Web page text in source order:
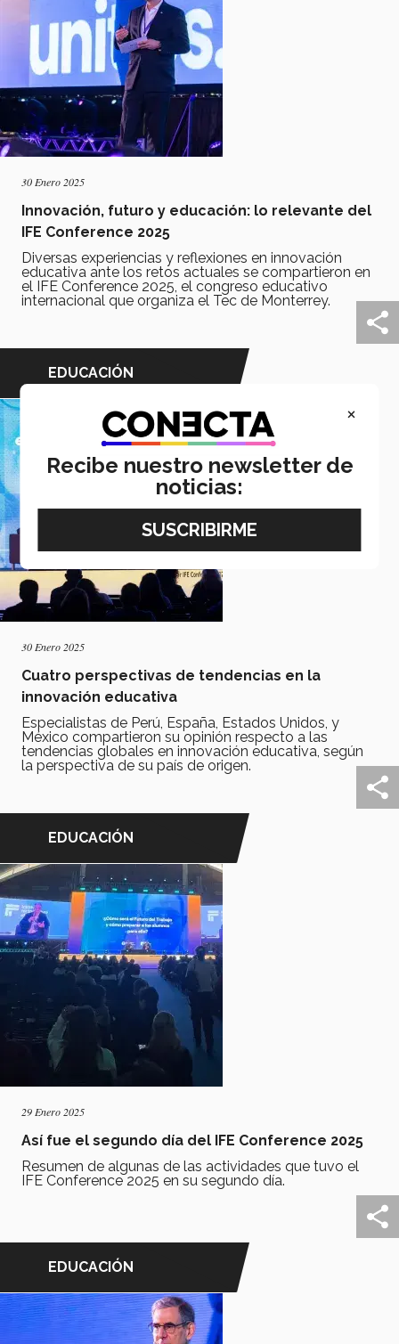
30 Enero 2025
Innovación, futuro y educación: lo relevante del
IFE Conference 2025
Diversas experiencias y reflexiones en innovación
educativa ante los retos actuales se compartieron en
el IFE Conference 2025, el congreso educativo
internacional que organiza el Tec de Monterrey.
EDUCACIÓN
30 Enero 2025
Cuatro perspectivas de tendencias en la
innovación educativa
Especialistas de Perú, España, Estados Unidos, y
México compartieron su opinión respecto a las
tendencias globales en innovación educativa, según
la perspectiva de su país de origen.
EDUCACIÓN
29 Enero 2025
Así fue el segundo día del IFE Conference 2025
Resumen de algunas de las actividades que tuvo el
IFE Conference 2025 en su segundo día.
EDUCACIÓN
×
Recibe nuestro newsletter de
noticias: